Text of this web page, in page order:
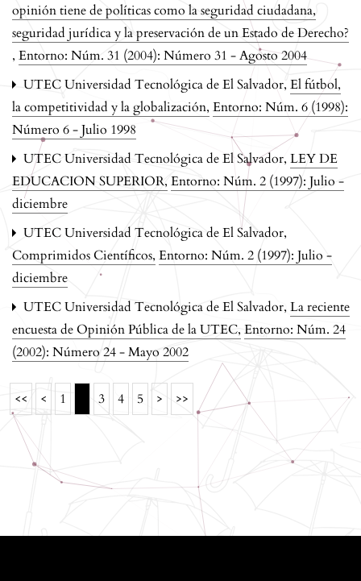
opinión tiene de políticas como la seguridad ciudadana,
seguridad jurídica y la preservación de un Estado de Derecho?
, Entorno: Núm. 31 (2004): Número 31 - Agosto 2004
UTEC Universidad Tecnológica de El Salvador, El fútbol,
la competitividad y la globalización, Entorno: Núm. 6 (1998):
Número 6 - Julio 1998
UTEC Universidad Tecnológica de El Salvador, LEY DE
EDUCACION SUPERIOR, Entorno: Núm. 2 (1997): Julio -
diciembre
UTEC Universidad Tecnológica de El Salvador,
Comprimidos Científicos, Entorno: Núm. 2 (1997): Julio -
diciembre
UTEC Universidad Tecnológica de El Salvador,La reciente
encuesta de Opinión Pública de la UTEC, Entorno: Núm. 24
(2002): Número 24 - Mayo 2002
<< < 1 3 4 5 > >>